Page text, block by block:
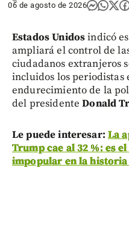
06 de agosto de 2026
Estados Unidosindicó
ampliará el control de
ciudadanos extranjeros
incluidos los periodistas
endurecimiento de la
del presidenteDonald
Le puede interesar: La
Trump cae al 32 %: es
impopular en la historia